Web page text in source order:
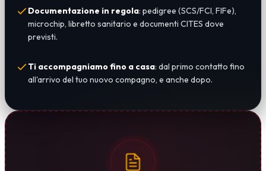
Documentazione in regola: pedigree (SCS/FCI, FIFe),
microchip, libretto sanitario e documenti CITES dove
previsti.
Ti accompagniamo fino a casa: dal primo contatto fino
all'arrivo del tuo nuovo compagno, e anche dopo.